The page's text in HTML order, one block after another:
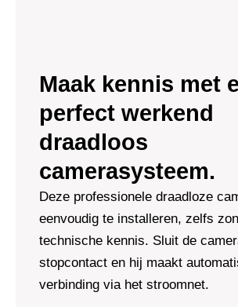
Maak kennis met
perfect werkend
draadloos
camerasysteem.
Deze professionele draadloze
eenvoudig te installeren, zelfs
technische kennis. Sluit de
stopcontact en hij maakt
verbinding via het stroomnet.